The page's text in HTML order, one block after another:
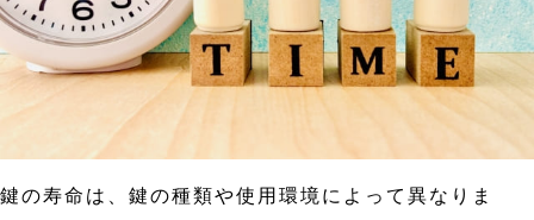
鍵の寿命は、鍵の種類や使用環境によって異なりま